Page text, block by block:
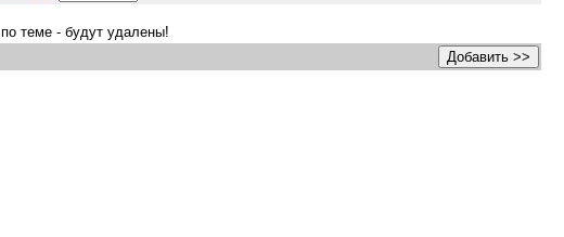
теме - будут удалены!